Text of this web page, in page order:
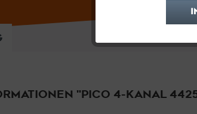
"PICO 4-KANAL